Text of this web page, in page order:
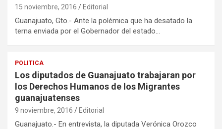
15 noviembre, 2016 Editorial
Guanajuato, Gto.- Ante la polémica que ha desatado la
terna enviada por el Gobernador del estado…
POLITICA
Los diputados de Guanajuato trabajaran por
los Derechos Humanos de los Migrantes
guanajuatenses
9 noviembre, 2016 Editorial
Guanajuato.- En entrevista, la diputada Verónica Orozco